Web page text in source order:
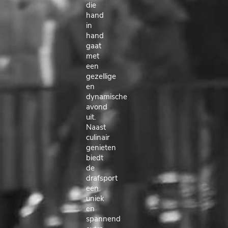
die
hand
in
hand
gaat
met
een
gezellige
en
dynamische
avond
uit.
Naast
culinair
genieten
biedt
de
drafsport
een
uniek
en
spannend